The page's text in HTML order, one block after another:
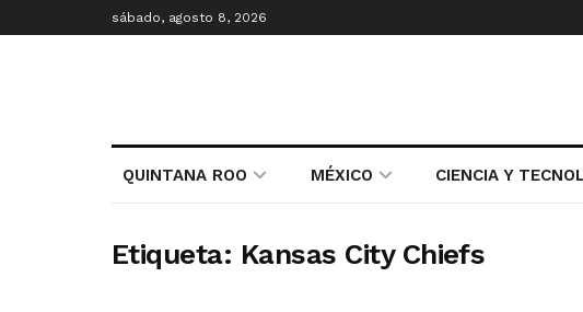
sábado, agosto 8, 2026
QUINTANA ROO MÉXICO CIENCIA Y
Etiqueta: Kansas City Chiefs